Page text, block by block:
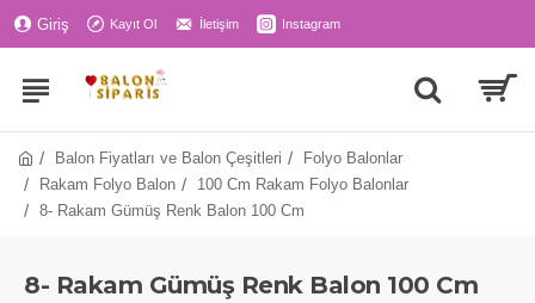
Giriş Kayıt Ol İletişim Instagram
Balon Fiyatları ve Balon Çeşitleri
Folyo Balonlar
Rakam Folyo Balon
100 Cm Rakam Folyo Balonlar
8- Rakam Gümüş Renk Balon 100 Cm
8- Rakam Gümüş Renk Balon 100 Cm